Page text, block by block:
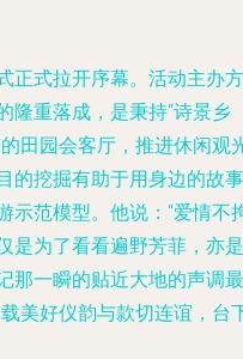
正式拉开序幕。活动主办方
隆重落成，是秉持“诗景乡
田园会客厅，推进休闲观
的挖掘有助于用身边的故事
示范模型。他说：“爱情不
是为了看看遍野芳菲，亦是
那一瞬的贴近大地的声调最
美好仪韵与款切连谊，台